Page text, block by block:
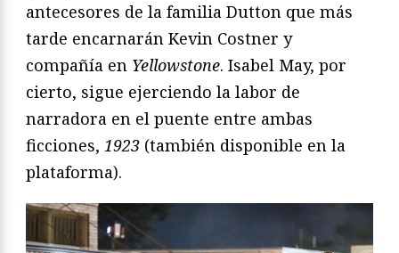
antecesores de la familia Dutton que más
tarde encarnarán Kevin Costner y
compañía en Yellowstone. Isabel May, por
cierto, sigue ejerciendo la labor de
narradora en el puente entre ambas
ficciones, 1923 (también disponible en la
plataforma).